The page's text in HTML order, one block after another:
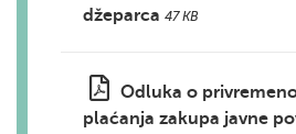
džeparca 47 KB
Odluka o
plaćanja zakupa javne